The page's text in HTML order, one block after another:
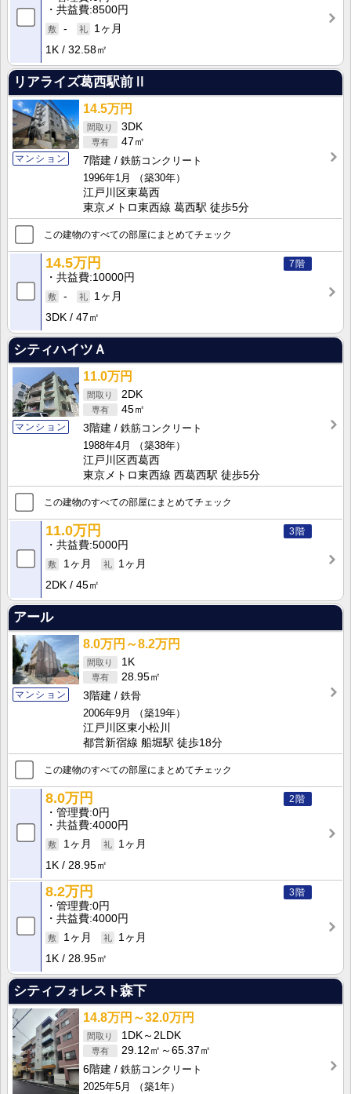
共益費 8500円
-
1ヶ月
1K
32.58㎡
リアライズ葛西駅前Ⅱ
マンション
14.5万円
3DK
47㎡
7階建
鉄筋コンクリート
1996年1月
（築30年）
江戸川区東葛西
東京メトロ東西線 葛西駅 徒歩5分
この建物のすべての部屋にまとめてチェック
7階
14.5万円
共益費 10000円
-
1ヶ月
3DK
47㎡
シティハイツＡ
マンション
11.0万円
2DK
45㎡
3階建
鉄筋コンクリート
1988年4月
（築38年）
江戸川区西葛西
東京メトロ東西線 西葛西駅 徒歩5分
この建物のすべての部屋にまとめてチェック
3階
11.0万円
共益費 5000円
1ヶ月
1ヶ月
2DK
45㎡
アール
マンション
8.0万円～8.2万円
1K
28.95㎡
3階建
鉄骨
2006年9月
（築19年）
江戸川区東小松川
都営新宿線 船堀駅 徒歩18分
この建物のすべての部屋にまとめてチェック
2階
8.0万円
管理費 0円
共益費 4000円
1ヶ月
1ヶ月
1K
28.95㎡
3階
8.2万円
管理費 0円
共益費 4000円
1ヶ月
1ヶ月
1K
28.95㎡
シティフォレスト森下
14.8万円～32.0万円
1DK～2LDK
29.12㎡～65.37㎡
6階建
鉄筋コンクリート
2025年5月
（築1年）